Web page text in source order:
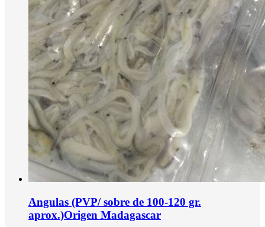
Angulas (PVP/ sobre de 100-120 gr.
aprox.)Origen Madagascar